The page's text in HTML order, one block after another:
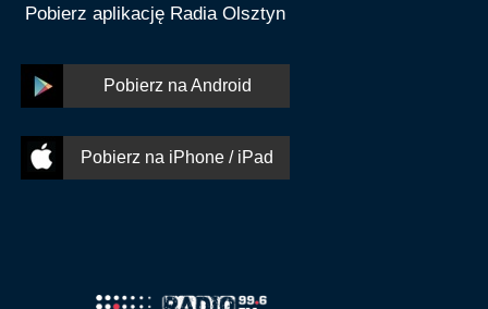
Pobierz aplikację Radia Olsztyn
Pobierz na Android
Pobierz na iPhone / iPad